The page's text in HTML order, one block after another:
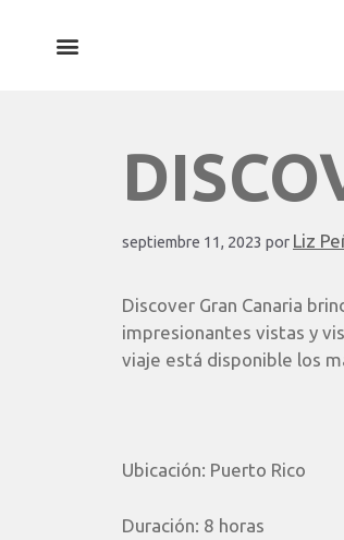
septiembre 11, 2023 por Liz
Discover Gran Canaria
impresionantes vistas y
viaje está disponible los
Ubicación: Puerto Rico
Duración: 8 horas